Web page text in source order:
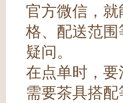
官方微信，
格、配送范
疑问。
在点单时，
需要茶具搭